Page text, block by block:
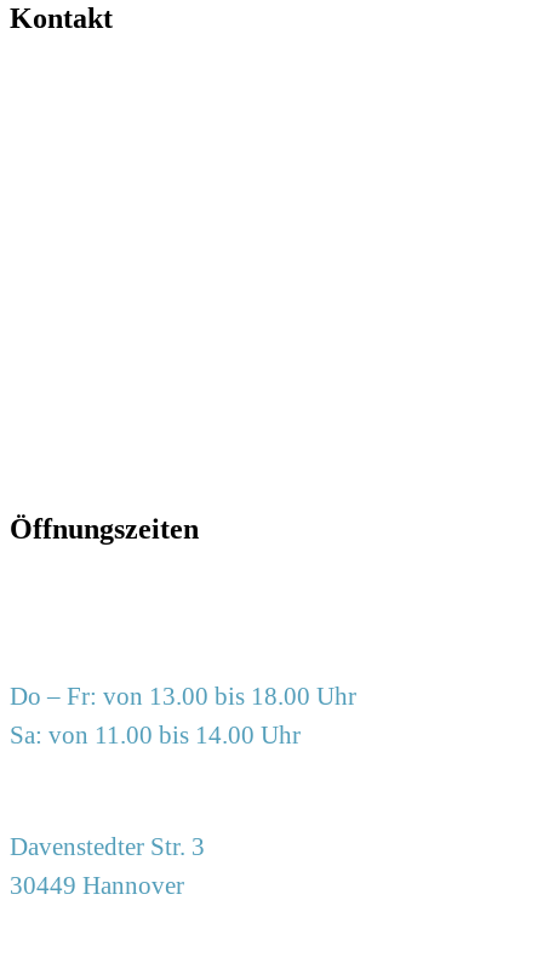
Kontakt
Öffnungszeiten
Do – Fr: von 13.00 bis 18.00 Uhr
Sa: von 11.00 bis 14.00 Uhr
Davenstedter Str. 3
30449 Hannover